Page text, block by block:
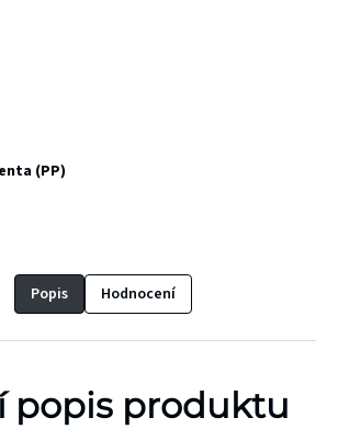
(PP)
Popis Hodnocení
popis produktu